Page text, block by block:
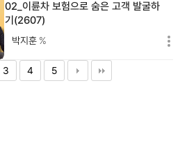
02_이륜차 보험으로 숨은 고객 발굴하
기(2607)
박지훈 %
3 4 5